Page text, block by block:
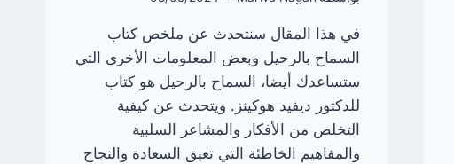
في هذا المقال سنتحدث عن ملخص كتاب
السماح بالرحيل وبعض المعلومات الأخرى التي
ستساعدك أيضا، السماح بالرحيل هو كتاب
للدكتور ديفيد هوكينز. ويتحدث عن كيفية
التخلص من الأفكار والمشاعر السلبية
والمفاهيم الخاطئة التي تعيق السعادة والنجاح